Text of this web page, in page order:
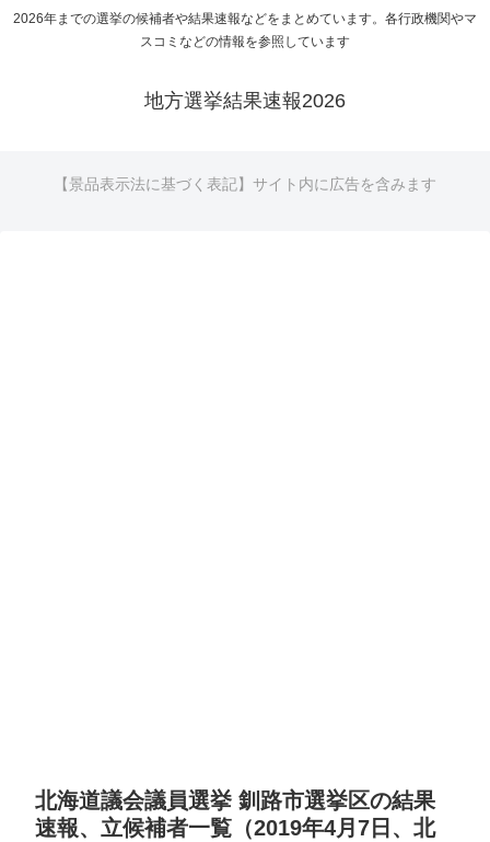
2026年までの選挙の候補者や結果速報などをまとめています。各行政機関やマ
スコミなどの情報を参照しています
地方選挙結果速報2026
【景品表示法に基づく表記】サイト内に広告を含みます
北海道議会議員選挙 釧路市選挙区の結果
速報、立候補者一覧（2019年4月7日、北